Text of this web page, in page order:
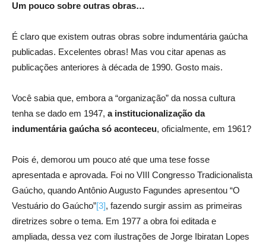
Um pouco sobre outras obras…
É claro que existem outras obras sobre indumentária gaúcha
publicadas. Excelentes obras! Mas vou citar apenas as
publicações anteriores à década de 1990. Gosto mais.
Você sabia que, embora a “organização” da nossa cultura
tenha se dado em 1947, a institucionalização da
indumentária gaúcha só aconteceu, oficialmente, em 1961?
Pois é, demorou um pouco até que uma tese fosse
apresentada e aprovada. Foi no VIII Congresso Tradicionalista
Gaúcho, quando Antônio Augusto Fagundes apresentou “O
Vestuário do Gaúcho”[3], fazendo surgir assim as primeiras
diretrizes sobre o tema. Em 1977 a obra foi editada e
ampliada, dessa vez com ilustrações de Jorge Ibiratan Lopes